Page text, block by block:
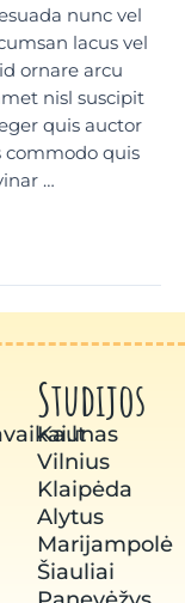
nunc vel
lacus vel
ornare arcu
nisl suscipit
quis auctor
quis
…
Studijos
Kaunas
Vilnius
Klaipėda
Alytus
Marijampolė
Šiauliai